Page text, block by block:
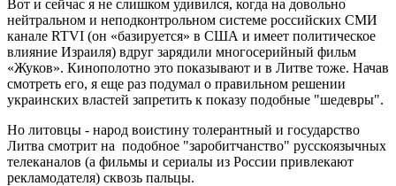
Вот и сейчас я не слишком удивился, когда на довольно
нейтральном и неподконтрольном системе российских СМИ
канале RTVI (он «базируется» в США и имеет политическое
влияние Израиля) вдруг зарядили многосерийный фильм
«Жуков». Кинополотно это показывают и в Литве тоже. Начав
смотреть его, я еще раз подумал о правильном решении
украинских властей запретить к показу подобные "шедевры".
Но литовцы - народ воистину толерантный и государство
Литва смотрит на подобное "заробитчанство" русскоязычных
телеканалов (а фильмы и сериалы из России привлекают
рекламодателя) сквозь пальцы.